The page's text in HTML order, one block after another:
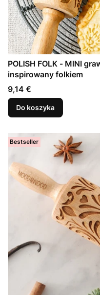
POLISH FOLK - MINI grawerowany wałek do ciasta,
inspirowany folkiem
Cena
9,14 €
Do koszyka
Bestseller